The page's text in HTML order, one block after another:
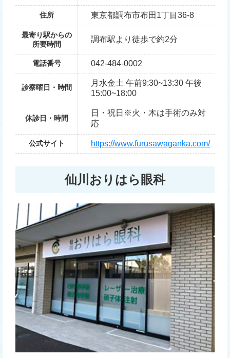
住所 東京都調布市布田1丁目36-8
最寄り駅からの
所要時間
調布駅より徒歩で約2分
電話番号 042-484-0002
診察曜日・時間
月水金土 午前9:30~13:30 午後
15:00~18:00
休診日・時間
日・祝日※火・木は手術のみ対
応
公式サイト https://www.furusawaganka.com/
仙川おりはら眼科